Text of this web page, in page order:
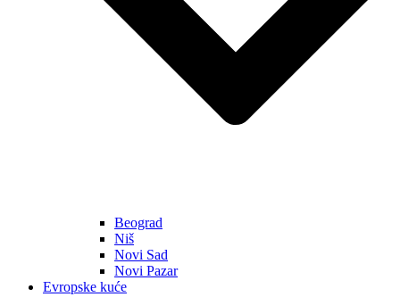
Beograd
Niš
Novi Sad
Novi Pazar
Evropske kuće